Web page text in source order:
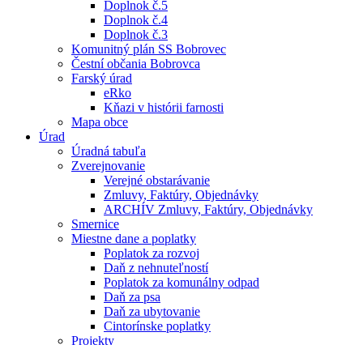
Doplnok č.5
Doplnok č.4
Doplnok č.3
Komunitný plán SS Bobrovec
Čestní občania Bobrovca
Farský úrad
eRko
Kňazi v histórii farnosti
Mapa obce
Úrad
Úradná tabuľa
Zverejnovanie
Verejné obstarávanie
Zmluvy, Faktúry, Objednávky
ARCHÍV Zmluvy, Faktúry, Objednávky
Smernice
Miestne dane a poplatky
Poplatok za rozvoj
Daň z nehnuteľností
Poplatok za komunálny odpad
Daň za psa
Daň za ubytovanie
Cintorínske poplatky
Projekty